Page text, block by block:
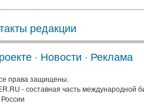
редакции
· Новости · Реклама
права защищены.
- составная часть международной